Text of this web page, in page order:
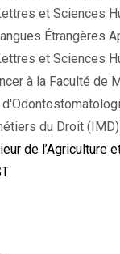
et Sciences
Étrangères
et Sciences
à la Faculté de
du Droit
de l’Agriculture